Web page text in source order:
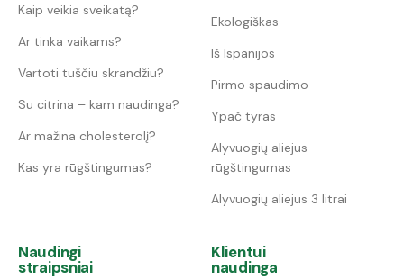
Kaip veikia sveikatą?
Ar tinka vaikams?
Vartoti tuščiu skrandžiu?
Su citrina – kam naudinga?
Ar mažina cholesterolį?
Kas yra rūgštingumas?
Ekologiškas
Iš Ispanijos
Pirmo spaudimo
Ypač tyras
Alyvuogių aliejus
rūgštingumas
Alyvuogių aliejus 3 litrai
Naudingi
straipsniai
Klientui
naudinga